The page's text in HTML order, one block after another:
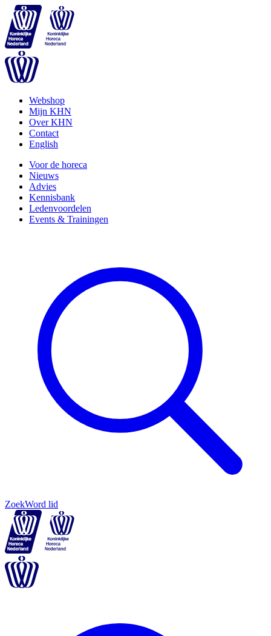
Webshop
Mijn KHN
Over KHN
Contact
English
Voor de horeca
Nieuws
Advies
Kennisbank
Ledenvoordelen
Events & Trainingen
ZoekWord lid